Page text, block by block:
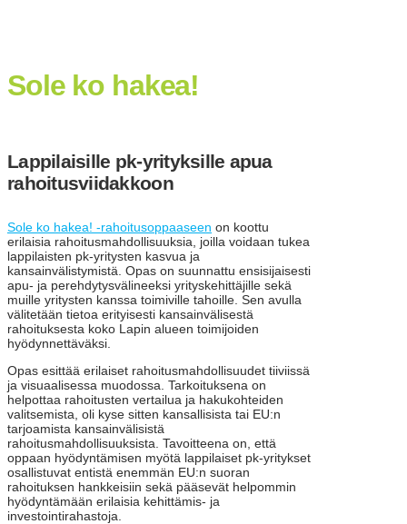
Sole ko hakea!
Lappilaisille pk-yrityksille apua
rahoitusviidakkoon
Sole ko hakea! -rahoitusoppaaseen on koottu
erilaisia rahoitusmahdollisuuksia, joilla voidaan tukea
lappilaisten pk-yritysten kasvua ja
kansainvälistymistä. Opas on suunnattu ensisijaisesti
apu- ja perehdytysvälineeksi yrityskehittäjille sekä
muille yritysten kanssa toimiville tahoille. Sen avulla
välitetään tietoa erityisesti kansainvälisestä
rahoituksesta koko Lapin alueen toimijoiden
hyödynnettäväksi.
Opas esittää erilaiset rahoitusmahdollisuudet tiiviissä
ja visuaalisessa muodossa. Tarkoituksena on
helpottaa rahoitusten vertailua ja hakukohteiden
valitsemista, oli kyse sitten kansallisista tai EU:n
tarjoamista kansainvälisistä
rahoitusmahdollisuuksista. Tavoitteena on, että
oppaan hyödyntämisen myötä lappilaiset pk-yritykset
osallistuvat entistä enemmän EU:n suoran
rahoituksen hankkeisiin sekä pääsevät helpommin
hyödyntämään erilaisia kehittämis- ja
investointirahastoja.